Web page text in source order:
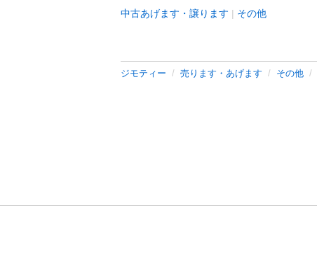
中古あげます・譲ります その他
ジモティー 売ります・あげます その他